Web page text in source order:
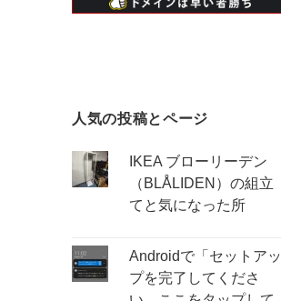
人気の投稿とページ
IKEA ブローリーデン
（BLÅLIDEN）の組立
てと気になった所
Androidで「セットアッ
プを完了してくださ